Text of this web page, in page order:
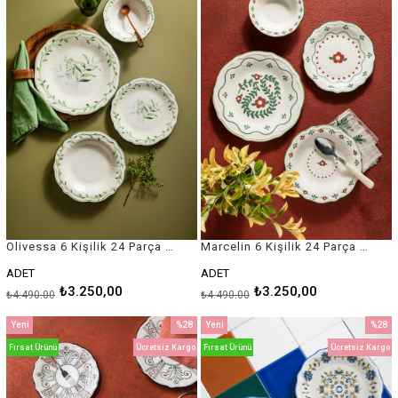
Olivessa 6 Kişilik 24 Parça Porselen Yemek Takımı
ADET
₺3.250,00
₺4.490,00
Marcelin 6 Kişilik 24 Parça Porselen Yemek Takımı
ADET
₺3.250,00
₺4.490,00
%28
İndirim
%28İndirim
Ücretsiz Kargo
Yeni
Ürün
Fırsat Ürünü
%28
İndirim
Ücretsiz Kargo
Yeni
Ürün
Fırsat Ürünü